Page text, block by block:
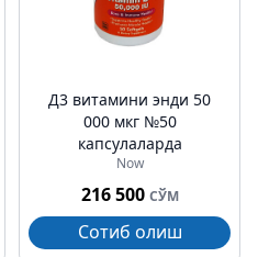
Д3 витамини энди 50
000 мкг №50
капсулаларда
Now
216 500 СЎМ
Сотиб олиш